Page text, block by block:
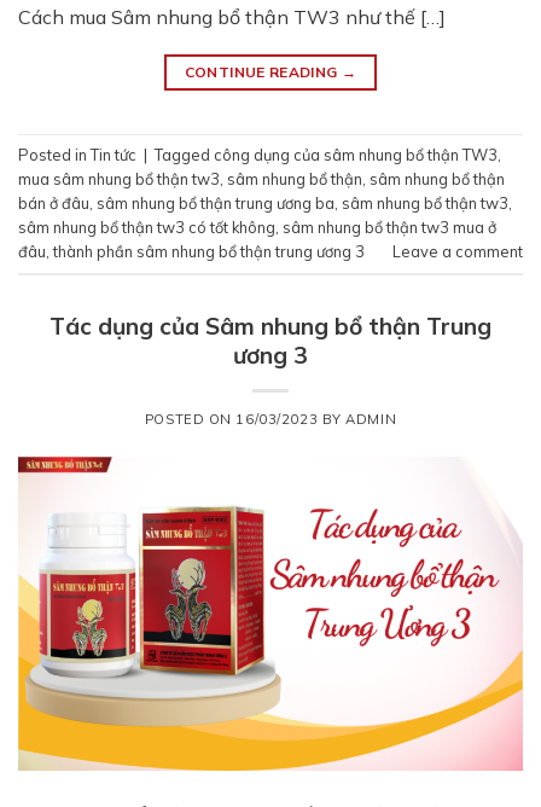
Cách mua Sâm nhung bổ thận TW3 như thế […]
CONTINUE READING →
Posted inTin tức | Tagged công dụng của sâm nhung bổ thận TW3
mua sâm nhung bổ thận tw3 sâm nhung bổ thận sâm nhung bổ thận
bán ở đâu sâm nhung bổ thận trung ương ba sâm nhung bổ thận tw3
sâm nhung bổ thận tw3 có tốt không sâm nhung bổ thận tw3 mua ở
đâu ,thành phần sâm nhung bổ thận trung ương 3 Leave a comment
Tác dụng của Sâm nhung bổ thận Trung
ương 3
POSTED ON 16/03/2023 BYADMIN